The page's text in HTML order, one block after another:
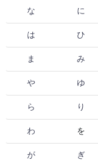
な に
は ひ
ま み
や ゆ
ら り
わ を
が ぎ